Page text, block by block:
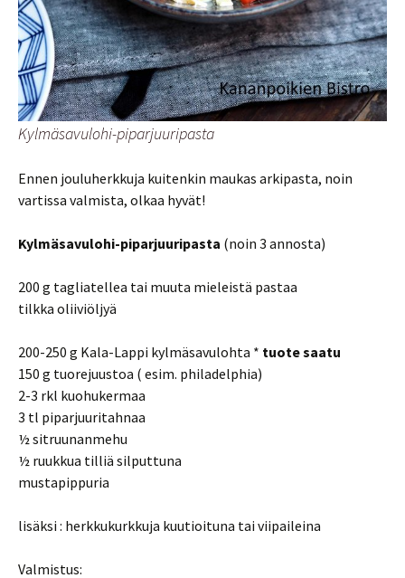
Kylmäsavulohi-piparjuuripasta
Ennen jouluherkkuja kuitenkin maukas arkipasta, noin
vartissa valmista, olkaa hyvät!
Kylmäsavulohi-piparjuuripasta (noin 3 annosta)
200 g tagliatellea tai muuta mieleistä pastaa
tilkka oliiviöljyä
200-250 g Kala-Lappi kylmäsavulohta * tuote saatu
150 g tuorejuustoa ( esim. philadelphia)
2-3 rkl kuohukermaa
3 tl piparjuuritahnaa
½ sitruunanmehu
½ ruukkua tilliä silputtuna
mustapippuria
lisäksi : herkkukurkkuja kuutioituna tai viipaileina
Valmistus: